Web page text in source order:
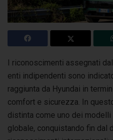
I riconoscimenti assegnati
enti indipendenti sono
raggiunta da Hyundai in
comfort e sicurezza. In
distinta come uno dei
globale, conquistando fin dal